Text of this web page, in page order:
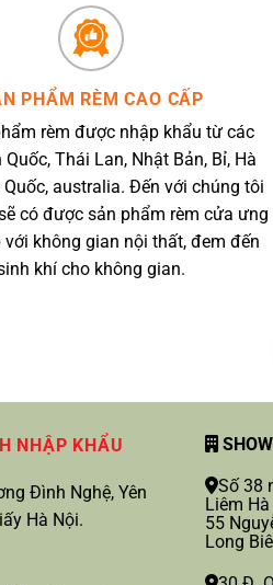
PHẨM RÈM CAO CẤP
rèm được nhập khẩu từ các
Thái Lan, Nhật Bản, Bỉ, Hà
Quốc, australia. Đến với chúng tôi
có được sản phẩm rèm cửa ưng
với không gian nội thất, đem đến
khí cho không gian.
NHẬP KHẨU
Đình Nghệ, Yên
Hà Nội.
Số 38
Liêm
55
Long